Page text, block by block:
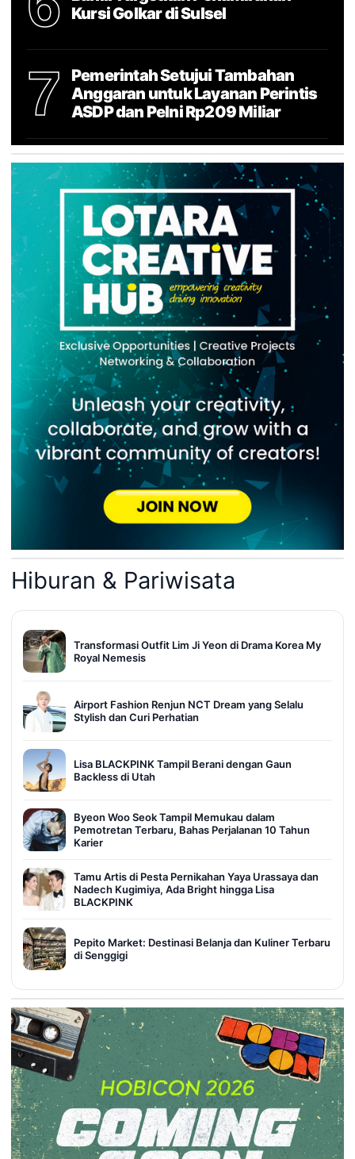
Kursi Golkar di Sulsel
7
Pemerintah Setujui Tambahan
Anggaran untuk Layanan Perintis
ASDP dan Pelni Rp209 Miliar
Hiburan & Pariwisata
Transformasi Outfit Lim Ji Yeon di Drama Korea My
Royal Nemesis
Airport Fashion Renjun NCT Dream yang Selalu
Stylish dan Curi Perhatian
Lisa BLACKPINK Tampil Berani dengan Gaun
Backless di Utah
Byeon Woo Seok Tampil Memukau dalam
Pemotretan Terbaru, Bahas Perjalanan 10 Tahun
Karier
Tamu Artis di Pesta Pernikahan Yaya Urassaya dan
Nadech Kugimiya, Ada Bright hingga Lisa
BLACKPINK
Pepito Market: Destinasi Belanja dan Kuliner Terbaru
di Senggigi